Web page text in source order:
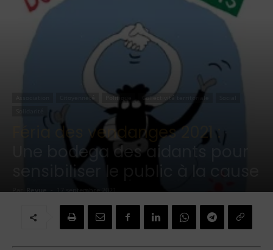
Politique Collectivité territoriale
Féria des vendanges 2021 :
Une bodega des aidants pour
sensibiliser le public à la cause
Par Revue - 17 septembre 2021